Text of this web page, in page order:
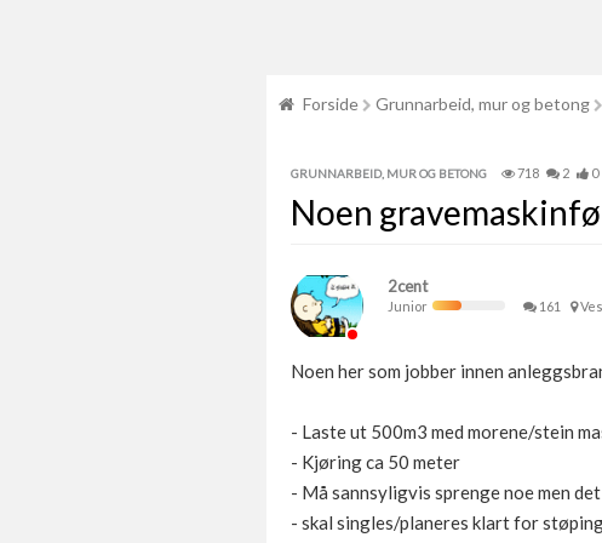
Forside Grunnarbeid, mur og betong
GRUNNARBEID, MUR OG BETONG 718 2 0
Noen
2cent
Junior 161
Noen her som jobber innen
- Laste ut 500m3 med morene/stein
- Kjøring ca 50 meter
- Må sannsyligvis sprenge noe men
- skal singles/planeres klart for